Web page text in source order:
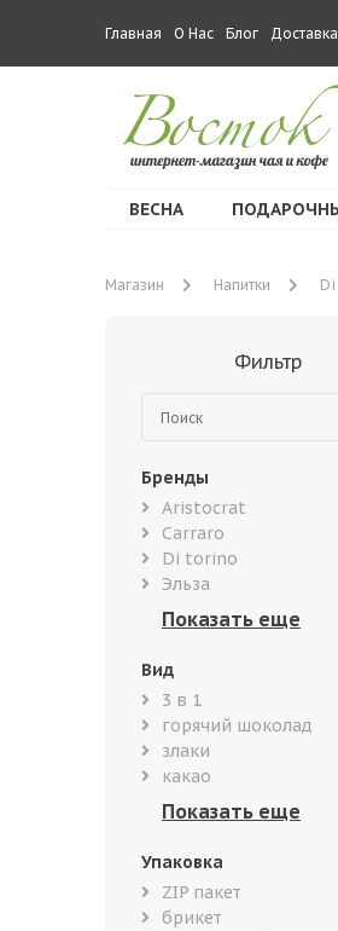
Главная О Нас Блог
ВЕСНА
Магазин Напитки
Фильтр
Бренды
Aristocrat
Carraro
Di torino
Эльза
Вид
3 в 1
горячий шоколад
злаки
какао
Упаковка
ZIP пакет
брикет